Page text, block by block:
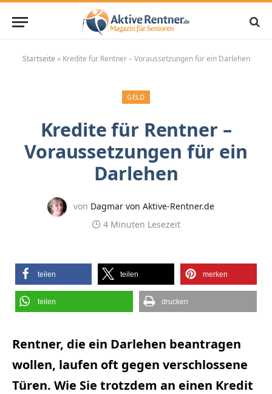
Startseite » Kredite für Rentner – Voraussetzungen für ein Darlehen
GELD
Kredite für Rentner –
Voraussetzungen für ein
Darlehen
von Dagmar von Aktive-Rentner.de
4 Minuten Lesezeit
teilen teilen merken
teilen drucken
Rentner, die ein Darlehen beantragen
wollen, laufen oft gegen verschlossene
Türen. Wie Sie trotzdem an einen Kredit